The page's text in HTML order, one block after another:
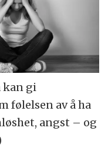
kan gi
følelsen av å ha
angst – og